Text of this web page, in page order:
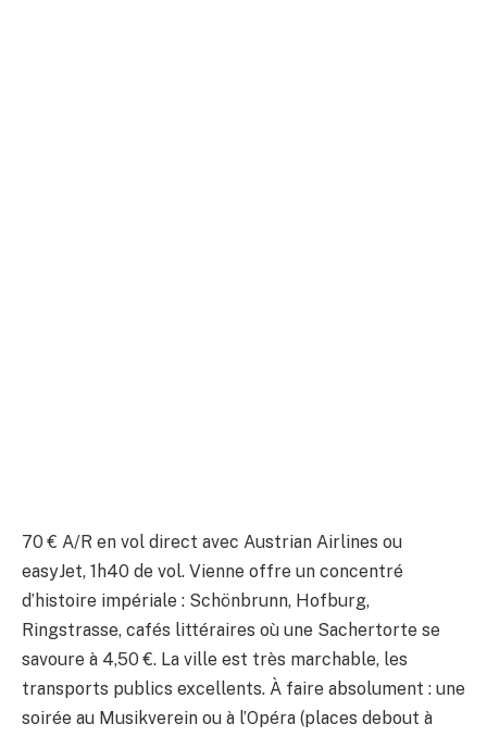
70 € A/R en vol direct avec Austrian Airlines ou
easyJet, 1h40 de vol. Vienne offre un concentré
d’histoire impériale : Schönbrunn, Hofburg,
Ringstrasse, cafés littéraires où une Sachertorte se
savoure à 4,50 €. La ville est très marchable, les
transports publics excellents. À faire absolument : une
soirée au Musikverein ou à l’Opéra (places debout à